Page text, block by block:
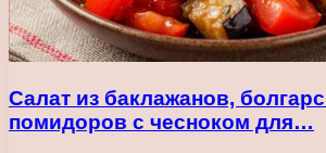
Салат из баклажанов,
помидоров с чесноком для…